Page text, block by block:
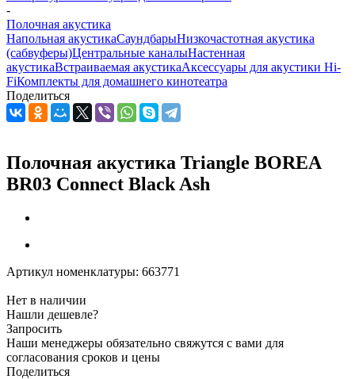
-
Полочная акустика
Напольная акустикаСаундбарыНизкочастотная акустика
(сабвуферы)Центральные каналыНастенная
акустикаВстраиваемая акустикаАксессуары для акустики Hi-
FiКомплекты для домашнего кинотеатра
Поделиться
Полочная акустика Triangle BOREA
BR03 Connect Black Ash
Артикул номенклатуры: 663771
Нет в наличии
Нашли дешевле?
Запросить
Наши менеджеры обязательно свяжутся с вами для
согласования сроков и цены
Поделиться